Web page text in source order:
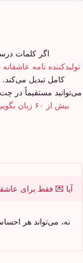
اگر کلمات
تولیدکننده نامه
کامل تبدیل می‌کند.
می‌توانید مستقیماً در چت
بیش از ۶۰ زبان بگویی «دوستت دارم»
آیا 💌 فقط برای
نه، می‌تواند هر